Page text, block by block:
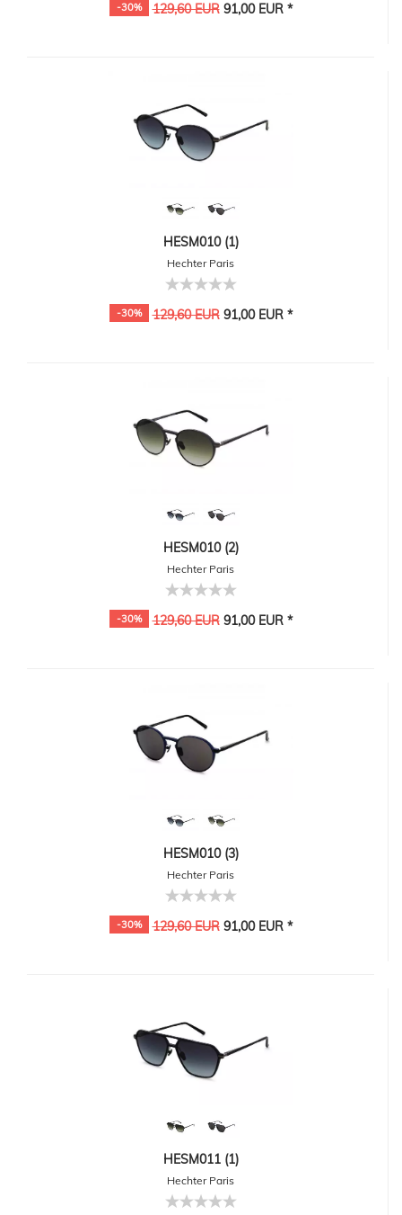
-30% 129,60 EUR91,00 EUR *
HESM010 (1)
Hechter Paris
-30% 129,60 EUR91,00 EUR *
HESM010 (2)
Hechter Paris
-30% 129,60 EUR91,00 EUR *
HESM010 (3)
Hechter Paris
-30% 129,60 EUR91,00 EUR *
HESM011 (1)
Hechter Paris